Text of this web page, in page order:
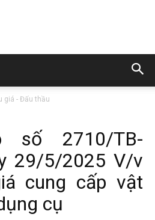
giá - Đấu thầu
số 2710/TB-
29/5/2025 V/v
cung cấp vật
cụ